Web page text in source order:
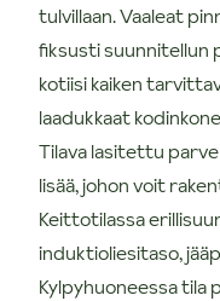
tulvillaan. Vaaleat
fiksusti suunnitellun
kotiisi kaiken
laadukkaat
Tilava lasitettu
lisää, johon voit
Keittotilassa
induktioliesitaso,
Kylpyhuoneessa tila